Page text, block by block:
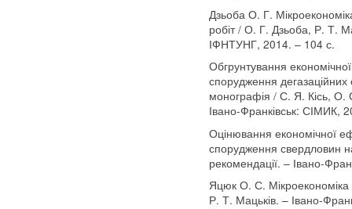
Дзьоба О. Г.
робіт / О. Г. Дзьоба, Р. Т.
ІФНТУНГ, 2014. – 104 с.
Обгрунтування
спорудження
монографія / С. Я. Кісь,
Івано-Франківськ: СІМИК,
Оцінювання економічної
спорудження свердловин
рекомендації. – Івано-
Яцюк О. С.
Р. Т. Мацьків. – Івано-